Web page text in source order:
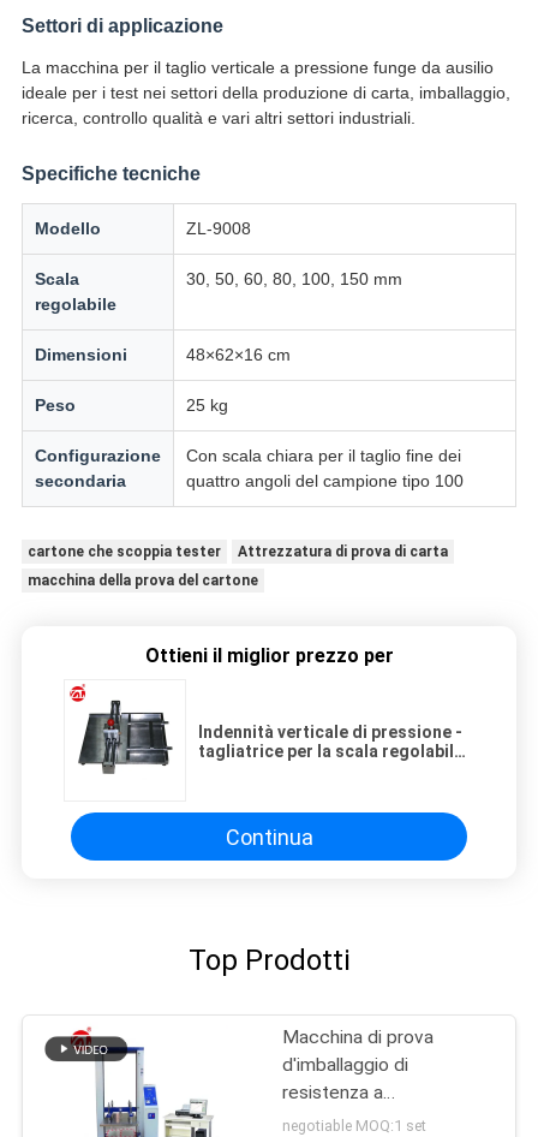
Settori di applicazione
La macchina per il taglio verticale a pressione funge da ausilio
ideale per i test nei settori della produzione di carta, imballaggio,
ricerca, controllo qualità e vari altri settori industriali.
Specifiche tecniche
Modello ZL-9008
Scala
regolabile
30, 50, 60, 80, 100, 150 mm
Dimensioni 48×62×16 cm
Peso 25 kg
Configurazione
secondaria
Con scala chiara per il taglio fine dei
quattro angoli del campione tipo 100
cartone che scoppia tester
Attrezzatura di prova di carta
macchina della prova del cartone
Ottieni il miglior prezzo per
Indennità verticale di pressione -
tagliatrice per la scala regolabile
Continua
Top Prodotti
Macchina di prova
d'imballaggio di
resistenza a
compressione del servo
negotiable MOQ:1 set